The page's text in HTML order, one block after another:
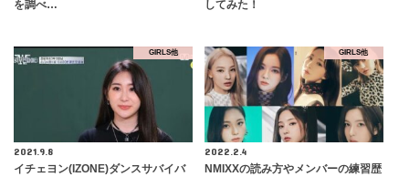
を調べ…
してみた！
GIRLS他
2021.9.8
イチェヨン(IZONE)ダンスサバイバ
GIRLS他
2022.2.4
NMIXXの読み方やメンバーの練習歴